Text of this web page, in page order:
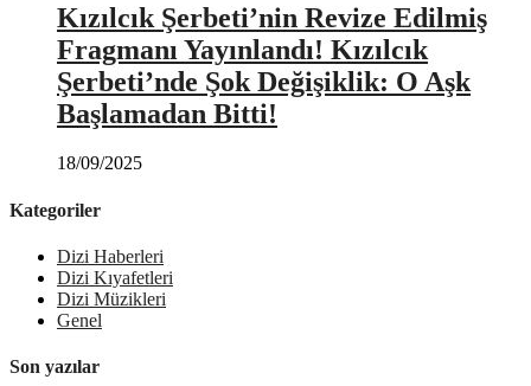
Kızılcık Şerbeti’nin Revize Edilmiş
Fragmanı Yayınlandı! Kızılcık
Şerbeti’nde Şok Değişiklik: O Aşk
Başlamadan Bitti!
18/09/2025
Kategoriler
Dizi Haberleri
Dizi Kıyafetleri
Dizi Müzikleri
Genel
Son yazılar